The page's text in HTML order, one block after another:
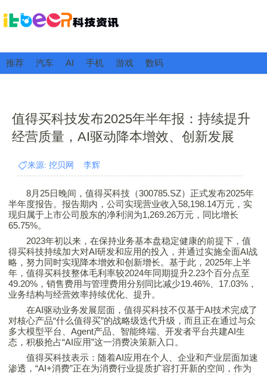
推荐 汽车 AI 手机 游戏 数码
值得买科技发布2025年半年报：持续提升
经营质量，AI驱动降本增效、创新发展
来源: 挖贝网 李辉
8月25日晚间， 值得买科技（300785.SZ）正式发布2025年
半年度报告。报告期内，公司实现营业收入58,198.14万元，实
现归属于上市公司股东的净利润为1,269.26万元，同比增长
65.75%。
2023年初以来，在保持业务基本盘稳定健康的前提下， 值
得买科技持续加大对AI研发和应用的投入，并通过实施全面AI战
略，努力同时实现降本增效和创新增长。基于此，2025年上半
年， 值得买科技整体毛利率较2024年同期提升2.23个百分点至
49.20%，销售费用与管理费用分别同比减少19.46%、17.03%，
业务结构与经营效率持续优化、提升。
在AI驱动业务发展层面， 值得买科技不仅基于AI技术完成了
对核心产品“什么值得买”的战略级迭代升级，而且正在通过与众
多大模型平台、Agent产品、智能终端、开发者平台共建AI生
态，积极抢占“AI应用”这一消费决策新入口。
值得买科技表示：随着AI应用在个人、企业和产业层面加速
渗透，“AI+消费”正在为消费行业提质扩容打开新的空间，作为